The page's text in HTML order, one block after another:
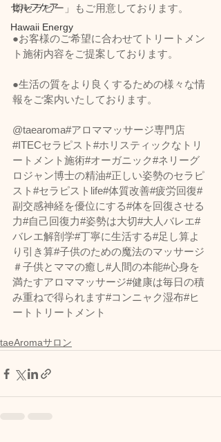
セルフケア
Hawaii Energy
期セラピー」もご用意しております。
●お客様のご希望に合わせてトリートメン
ト施術内容をご提案しております。
●生活の質をより良くするための様々な情
報をご案内いたしております。
@taearoma#アロママッサージ専門店
#ITECセラピスト#ホリスティックなトリ
ートメント施術#オーガニック#ネリーグ
ロジャン博士の精油#正しい姿勢のセラピ
スト#セラピストlife#体質改善#疲労回復#
副交感神経を優位にする#体を回復させる
力#自己回復力#姿勢は大切#大人バレエ#
バレエ解剖学#丁寧に生活する#足し算よ
り引き算#子供のための魔法のマッサージ
＃子供とママの癒し#人間の本能#心身を
満たすアロママッサージ#健康は毎日の積
み重ねで得られます#コンニャク湿布#ヒ
ートトリートメント
taeAromaサロン